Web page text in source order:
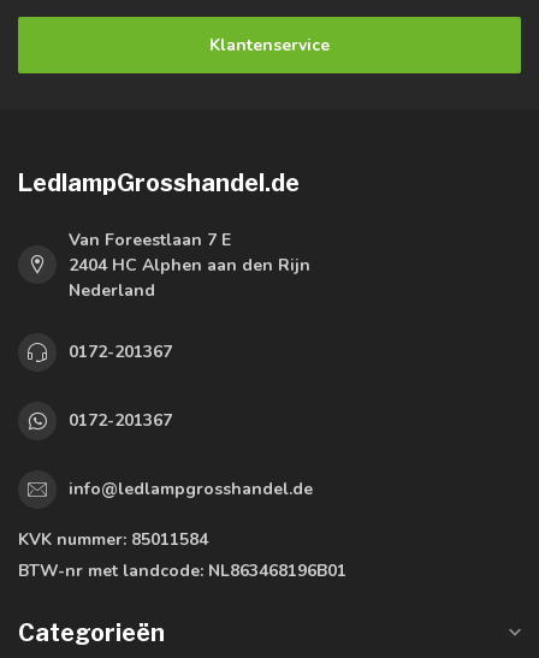
Klantenservice
LedlampGrosshandel.de
Van Foreestlaan 7 E
2404 HC Alphen aan den Rijn
Nederland
0172-201367
0172-201367
info@ledlampgrosshandel.de
KVK nummer: 85011584
BTW-nr met landcode: NL863468196B01
Categorieën